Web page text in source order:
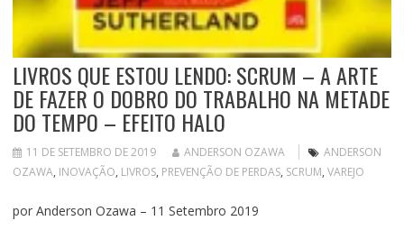
LIVROS QUE ESTOU LENDO: SCRUM – A ARTE
DE FAZER O DOBRO DO TRABALHO NA METADE
DO TEMPO – EFEITO HALO
11 DE SETEMBRO DE 2019 ANDERSON OZAWA
ANDERSON
OZAWA, INOVAÇÃO, LIVROS, PREVENÇÃO DE PERDAS, SCRUM, VAREJO
por Anderson Ozawa – 11 Setembro 2019